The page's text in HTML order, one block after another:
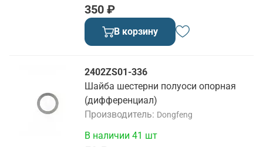
350 ₽
В корзину
2402ZS01-336
Шайба шестерни полуоси опорная
(дифференциал)
Производитель
Dongfeng
В наличии 41 шт